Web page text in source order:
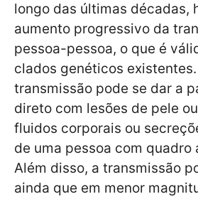
longo das últimas décadas,
aumento progressivo da
pessoa-pessoa, o que é
clados genéticos existentes.
transmissão pode se dar a
direto com lesões de pele
fluidos corporais ou
de uma pessoa com quadro
Além disso, a transmissão
ainda que em menor